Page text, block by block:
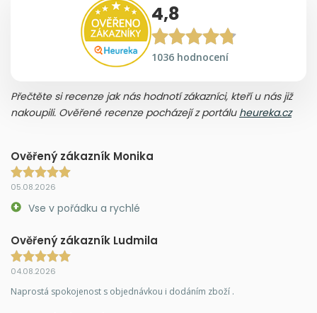
4,8
1036 hodnocení
Přečtěte si recenze jak nás hodnotí zákazníci, kteří u nás již
nakoupili. Ověřené recenze pocházejí z portálu heureka.cz
Ověřený zákazník Monika
05.08.2026
Vse v pořádku a rychlé
Ověřený zákazník Ludmila
04.08.2026
Naprostá spokojenost s objednávkou i dodáním zboží .